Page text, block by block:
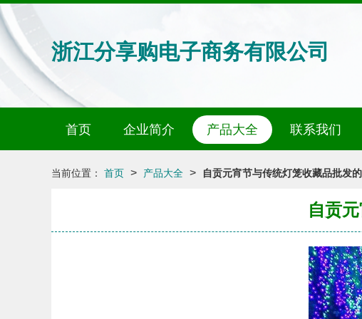
浙江分享购电子商务有限公司
首页 企业简介 产品大全 联系我们
当前位置： 首页 > 产品大全 > 自贡元宵节与传统灯笼收藏品批发
自贡